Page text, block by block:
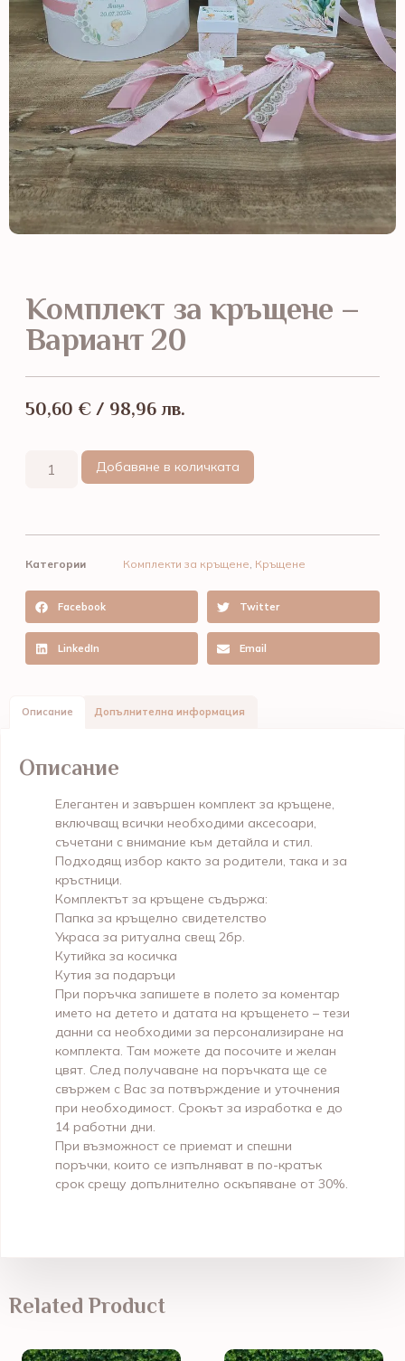
Комплект за кръщене –
Вариант 20
50,60 € / 98,96 лв.
Добавяне в количката
Категории Комплекти за кръщене, Кръщене
Facebook Twitter
LinkedIn Email
Описание Допълнителна информация
Описание
Елегантен и завършен комплект за кръщене,
включващ всички необходими аксесоари,
съчетани с внимание към детайла и стил.
Подходящ избор както за родители, така и за
кръстници.
Комплектът за кръщене съдържа:
Папка за кръщелно свидетелство
Украса за ритуална свещ 2бр.
Кутийка за косичка
Кутия за подаръци
При поръчка запишете в полето за коментар
името на детето и датата на кръщенето – тези
данни са необходими за персонализиране на
комплекта. Там можете да посочите и желан
цвят. След получаване на поръчката ще се
свържем с Вас за потвърждение и уточнения
при необходимост. Срокът за изработка е до
14 работни дни.
При възможност се приемат и спешни
поръчки, които се изпълняват в по-кратък
срок срещу допълнително оскъпяване от 30%.
Related Product